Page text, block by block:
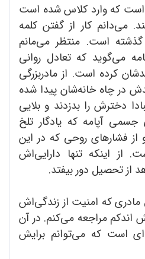
که وارد کلاس شده است
می‌دانم کار از گفتن کلمه
است. منتظر می‌مانم
می‌گوید که تعادل روانی
کرده است. از مادربزرگی
در چاه خانه‌شان پیدا شده
دخترش را بدزدند و بلایی
جسمی آپامه که یادگار تلخ
فشارهای روحی که در این
از اینکه تنها دارایی‌اش
تحصیل دور بیفتد.
مادری که امنیت از زندگی‌اش
مراجعه می‌کنم. در آن
است که می‌توانم برایش